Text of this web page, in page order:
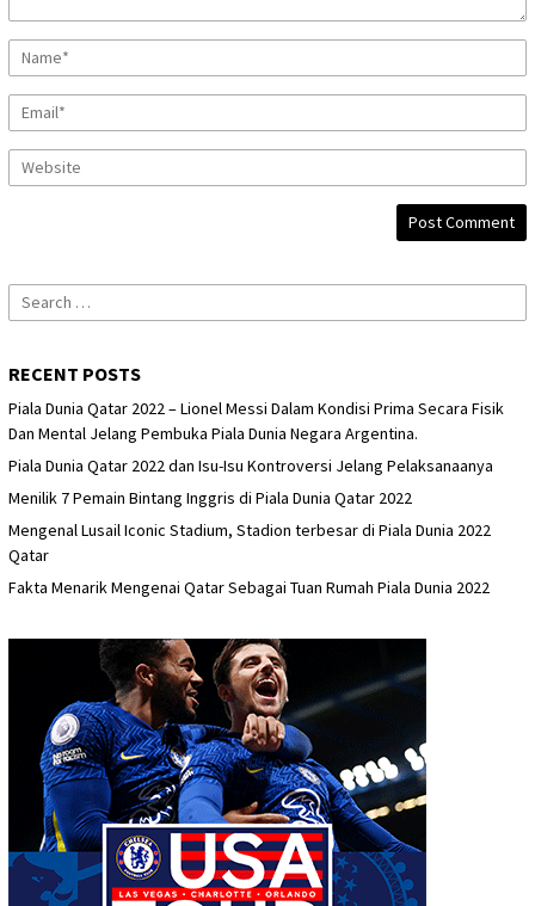
Search
for:
RECENT POSTS
Piala Dunia Qatar 2022 – Lionel Messi Dalam Kondisi Prima Secara Fisik
Dan Mental Jelang Pembuka Piala Dunia Negara Argentina.
Piala Dunia Qatar 2022 dan Isu-Isu Kontroversi Jelang Pelaksanaanya
Menilik 7 Pemain Bintang Inggris di Piala Dunia Qatar 2022
Mengenal Lusail Iconic Stadium, Stadion terbesar di Piala Dunia 2022
Qatar
Fakta Menarik Mengenai Qatar Sebagai Tuan Rumah Piala Dunia 2022